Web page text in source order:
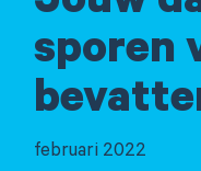
sporen
februari 2022